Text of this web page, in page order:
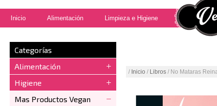
Inicio Alimentación Limpieza e Higiene
Categorías
Alimentación
Higiene
Mas Productos Vegan
/ Inicio / Libros / No Mataras